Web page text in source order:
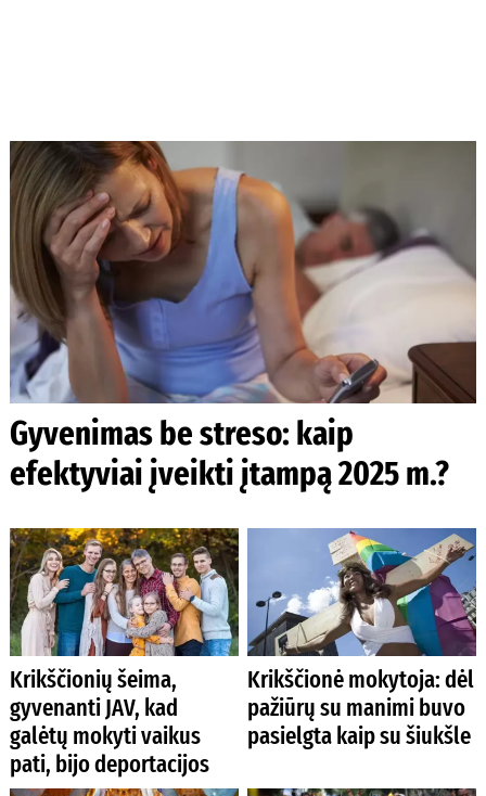
Gyvenimas be streso: kaip
efektyviai įveikti įtampą 2025 m.?
Krikščionių šeima,
gyvenanti JAV, kad
galėtų mokyti vaikus
pati, bijo deportacijos
Krikščionė mokytoja: dėl
pažiūrų su manimi buvo
pasielgta kaip su šiukšle